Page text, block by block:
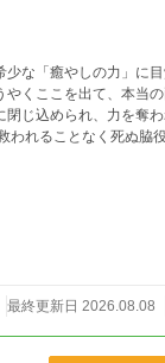
最終更新日 2026.08.08